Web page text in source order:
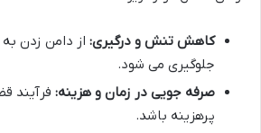
کاهش تنش و درگیری: از دامن زدن به
جلوگیری می شود.
صرفه جویی در زمان و هزینه: فرآیند
پرهزینه باشد.